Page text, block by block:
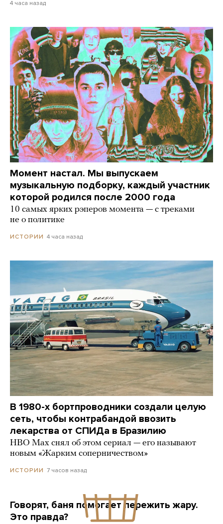
4 часа назад
Момент настал. Мы выпускаем
музыкальную подборку, каждый участник
которой родился после 2000 года
10 самых ярких рэперов момента — с треками
не о политике
ИСТОРИИ 4 часа назад
В 1980-х бортпроводники создали целую
сеть, чтобы контрабандой ввозить
лекарства от СПИДа в Бразилию
HBO Max снял об этом сериал — его называют
новым «Жарким соперничеством»
ИСТОРИИ 7 часов назад
Говорят, баня помогает пережить жару.
Это правда?